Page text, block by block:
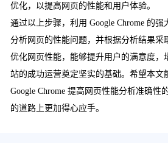
优化，以提高网页的性能和用户体验。
通过以上步骤，利用 Google Chrome 的
分析网页的性能问题，并根据分析结果采
优化网页性能，能够提升用户的满意度，
站的成功运营奠定坚实的基础。希望本文
Google Chrome 提高网页性能分析准确性
的道路上更加得心应手。